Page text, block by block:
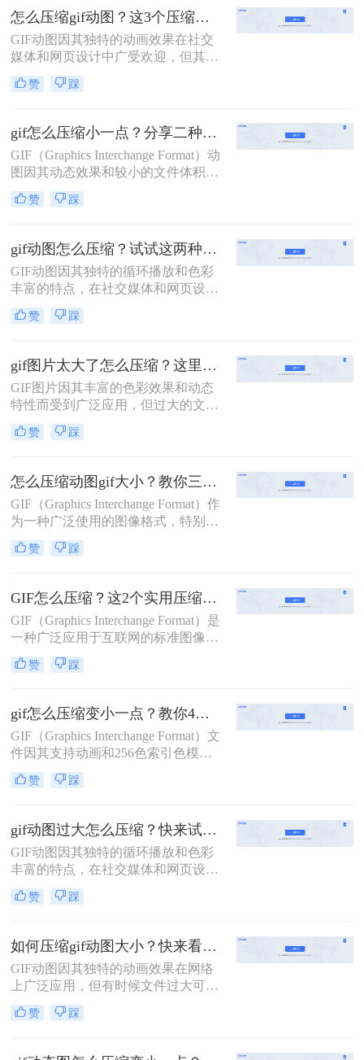
有效的方法来帮助您将GIF文件压缩
到2M以下。
怎么压缩gif动图？这3个压缩方法推荐给你！
GIF动图因其独特的动画效果在社交
媒体和网页设计中广受欢迎，但其较
大的文件体积有时会带来加载慢、流
量消耗多等问题。那么怎么压缩gif动
的方法。
赞 踩
gif怎么压缩小一点？分享二种压缩动图的方法！
GIF（Graphics Interchange Format）动
图因其动态效果和较小的文件体积而
广受欢迎，但在社交媒体和网页设计
中，过大的GIF文件往往会导致加载
怎么压缩小一点呢？本文将介绍两种
有效的方法，帮助您轻松压缩GIF文
件，减小文件大小，同时保持动画效
果。
赞 踩
gif动图怎么压缩？试试这两种高效方法！
GIF动图因其独特的循环播放和色彩
丰富的特点，在社交媒体和网页设计
中广泛应用。然而，较大的GIF文件
不仅会增加加载时间，还可能影响用
项重要的任务。那么gif动图怎么压缩
呢？本文将介绍两种压缩GIF动图的
方法。
赞 踩
gif图片太大了怎么压缩？这里有3个方法教你轻松压缩！
GIF图片因其丰富的色彩效果和动态
特性而受到广泛应用，但过大的文件
大小可能拖慢加载速度，影响用户体
验。那么gif图片太大了怎么压缩呢？
赞 踩
怎么压缩动图gif大小？教你三种常用压缩方法！
GIF（Graphics Interchange Format）作
为一种广泛使用的图像格式，特别擅
长于存储动态图像，即动图。然而，
GIF文件有时会变得非常大，这会影
决怎么压缩动图gif大小问题，本文将
介绍三种压缩动图GIF大小的方法。
赞 踩
GIF怎么压缩？这2个实用压缩方法了解一下！
GIF（Graphics Interchange Format）是
一种广泛应用于互联网的标准图像格
式，因其支持动画和无损压缩而备受
青睐。然而，高质量的GIF动图往往
分享或上传时可能带来不便。因此，
了解GIF怎么压缩变得尤为重要。本
文将介绍两种GIF压缩方法。
赞 踩
gif怎么压缩变小一点？教你4招轻松压缩！
GIF（Graphics Interchange Format）文
件因其支持动画和256色索引色模
式，在网络传播中广受欢迎。然而，
GIF文件往往体积较大，影响加载速
一点呢？本文将介绍四种有效的GIF
压缩方法。
赞 踩
gif动图过大怎么压缩？快来试试这3种压缩方法！
GIF动图因其独特的循环播放和色彩
丰富的特点，在社交媒体和网页设计
中广泛应用。然而，过大的GIF文件
不仅会增加加载时间，还可能影响用
成为一项必要的任务。那么gif动图过
大怎么压缩呢？本文将介绍三种压缩
GIF动图的方法。
赞 踩
如何压缩gif动图大小？快来看这二个压缩方法！
GIF动图因其独特的动画效果在网络
上广泛应用，但有时候文件过大可能
会影响加载速度和用户体验。因此，
如何压缩gif动图大小变得尤为重要。
的方法
赞 踩